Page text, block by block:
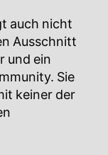
auch nicht
Ausschnitt
und ein
Sie
keiner der